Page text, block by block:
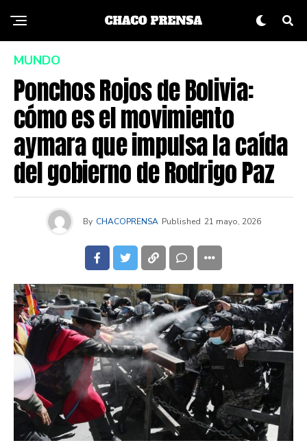
MUNDO
Ponchos Rojos de Bolivia:
cómo es el movimiento
aymara que impulsa la caída
del gobierno de Rodrigo Paz
By CHACOPRENSA Published 21 mayo, 2026